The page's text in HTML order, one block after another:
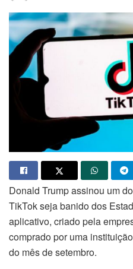
Donald Trump assinou um
TikTok seja banido dos
aplicativo, criado pela
comprado por uma
do mês de setembro.